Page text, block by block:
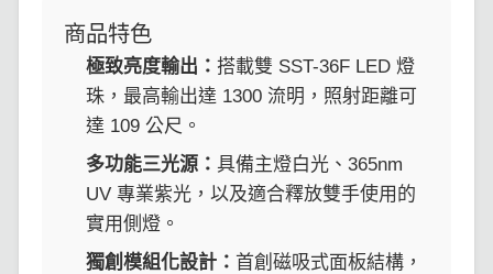
商品特色
極致亮度輸出：搭載雙 SST-36F LED 燈
珠，最高輸出達 1300 流明，照射距離可
達 109 公尺。
多功能三光源：具備主燈白光、365nm
UV 專業紫光，以及適合釋放雙手使用的
實用側燈。
獨創模組化設計： 首創磁吸式面板結構，